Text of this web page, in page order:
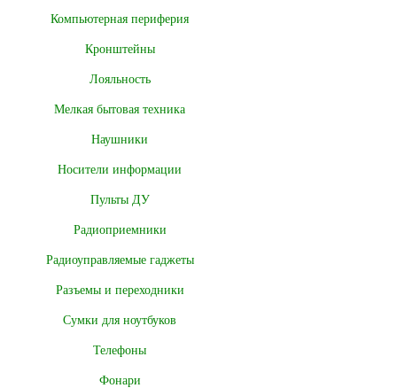
Компьютерная периферия
Кронштейны
Лояльность
Мелкая бытовая техника
Наушники
Носители информации
Пульты ДУ
Радиоприемники
Радиоуправляемые гаджеты
Разъемы и переходники
Сумки для ноутбуков
Телефоны
Фонари